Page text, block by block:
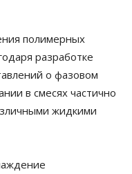
полимерных
разработке
о фазовом
в смесях частично
жидкими